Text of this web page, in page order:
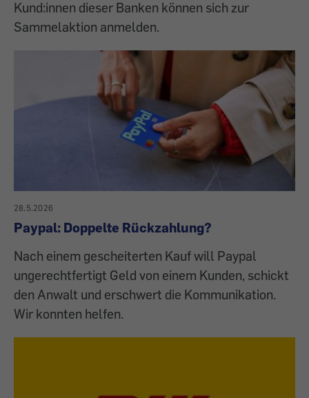
Kund:innen dieser Banken können sich zur
Sammelaktion anmelden.
28.5.2026
Paypal: Doppelte Rückzahlung?
Nach einem gescheiterten Kauf will Paypal
ungerechtfertigt Geld von einem Kunden, schickt
den Anwalt und erschwert die Kommunikation.
Wir konnten helfen.